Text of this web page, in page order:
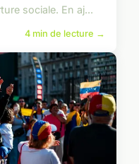
sociale. En aj...
4 min de lecture →